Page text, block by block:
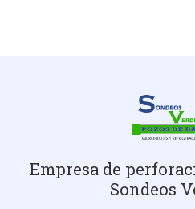
Empresa de
Sondeos